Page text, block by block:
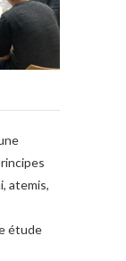
atemis,
étude